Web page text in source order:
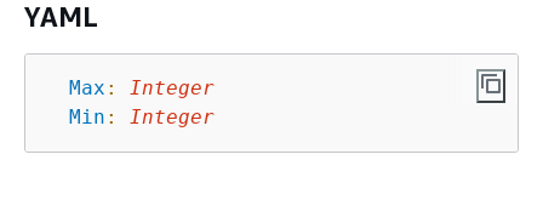
YAML
Max :
Integer
Min : Integer